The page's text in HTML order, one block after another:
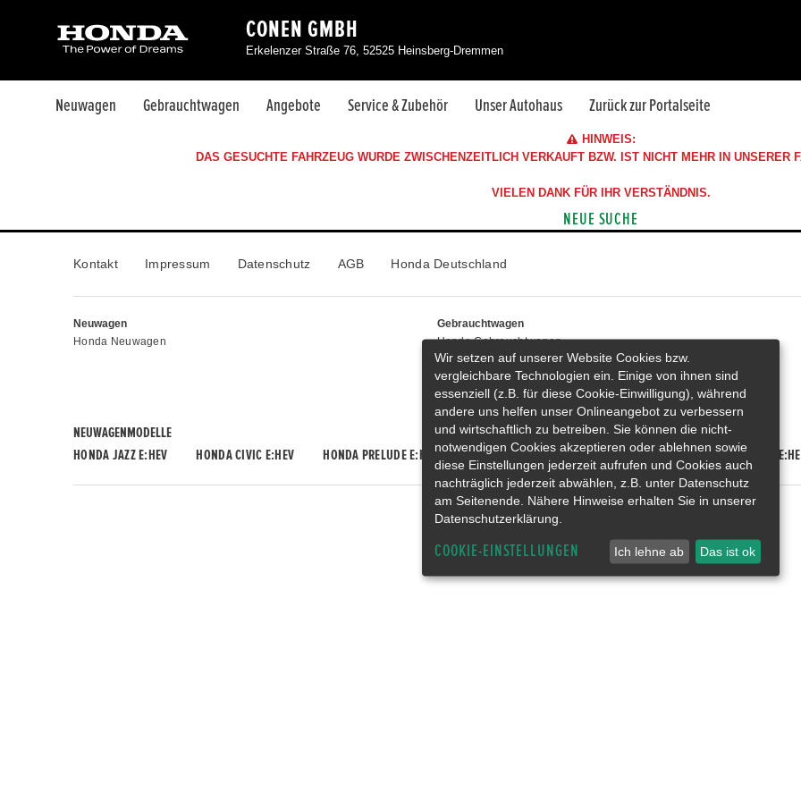
CONEN GMBH
Erkelenzer Straße 76, 52525 Heinsberg-Dremmen
Neuwagen Gebrauchtwagen Angebote Service & Zubehör Unser Autohaus Zurück zur Portalseite
HINWEIS:
DAS GESUCHTE FAHRZEUG WURDE ZWISCHENZEITLICH VERKAUFT BZW. IST NICHT MEHR IN UNSERER
VIELEN DANK FÜR IHR VERSTÄNDNIS.
NEUE SUCHE
Kontakt Impressum Datenschutz AGB Honda Deutschland
Neuwagen
Honda Neuwagen
Gebrauchtwagen
Honda Gebrauchtwagen
Honda Vorführwagen
Gesamtbestand
NEUWAGENMODELLE
HONDA JAZZ E:HEV
HONDA CIVIC E:HEV HONDA PRELUDE E:HEV HONDA HR-V E:HEV HONDA ZR-V E:HEV HONDA CR-V
Wir setzen auf unserer Website Cookies bzw.
vergleichbare Technologien ein. Einige von ihnen sind
essenziell (z.B. für diese Cookie-Einwilligung), während
andere uns helfen unser Onlineangebot zu verbessern
und wirtschaftlich zu betreiben. Sie können die nicht-
notwendigen Cookies akzeptieren oder ablehnen sowie
diese Einstellungen jederzeit aufrufen und Cookies auch
nachträglich jederzeit abwählen, z.B. unter Datenschutz
am Seitenende. Nähere Hinweise erhalten Sie in unserer
Datenschutzerklärung.
COOKIE-EINSTELLUNGEN Ich lehne ab Das ist ok